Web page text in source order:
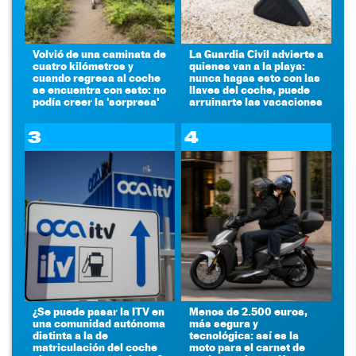
Volvió de una caminata de
cuatro kilómetros y
cuando regresa al coche
se encuentra con esto: no
podía creer la 'sorpresa'
La Guardia Civil advierte a
quienes van a la playa:
nunca hagas esto con las
llaves del coche, puede
arruinarte las vacaciones
3
¿Se puede pasar la ITV en
una comunidad autónoma
distinta a la de
matriculación del coche
4
Menos de 2.500 euros,
más segura y
tecnológica: así es la
moto para el carnet de